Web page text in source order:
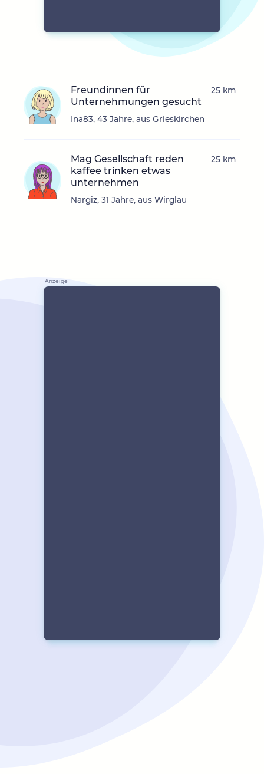
Freundinnen für
Unternehmungen gesucht
Ina83, 43 Jahre, aus Grieskirchen
25 km
Mag Gesellschaft reden
kaffee trinken etwas
unternehmen
Nargiz, 31 Jahre, aus Wirglau
25 km